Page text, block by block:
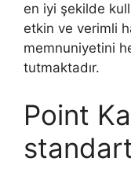
en iyi şekilde
etkin ve verimli
memnuniyetini
tutmaktadır.
Point